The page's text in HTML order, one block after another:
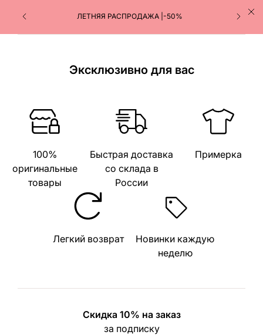
ЛЕТНЯЯ РАСПРОДАЖА |-50%
Эксклюзивно для вас
100%
оригинальные
товары
Быстрая доставка
со склада в
России
Примерка
Легкий возврат
Новинки каждую
неделю
Скидка 10% на заказ
за подписку